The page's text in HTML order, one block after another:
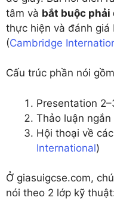
tâm và bắt buộc phải
thực hiện và đánh giá
(Cambridge
Cấu trúc phần nói
Presentation
Thảo luận
Hội thoại về
International)
Ở giasuigcse.com,
nói theo 2 lớp kỹ